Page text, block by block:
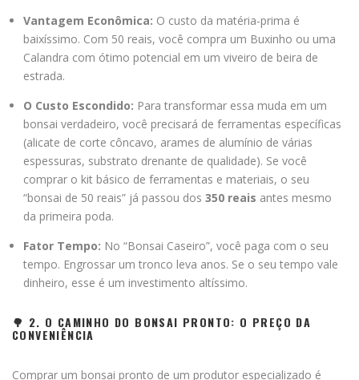
Vantagem Econômica: O custo da matéria-prima é
baixíssimo. Com 50 reais, você compra um Buxinho ou uma
Calandra com ótimo potencial em um viveiro de beira de
estrada.
O Custo Escondido: Para transformar essa muda em um
bonsai verdadeiro, você precisará de ferramentas específicas
(alicate de corte côncavo, arames de alumínio de várias
espessuras, substrato drenante de qualidade). Se você
comprar o kit básico de ferramentas e materiais, o seu
“bonsai de 50 reais” já passou dos 350 reais antes mesmo
da primeira poda.
Fator Tempo: No “Bonsai Caseiro”, você paga com o seu
tempo. Engrossar um tronco leva anos. Se o seu tempo vale
dinheiro, esse é um investimento altíssimo.
🌳 2. O CAMINHO DO BONSAI PRONTO: O PREÇO DA
CONVENIÊNCIA
Comprar um bonsai pronto de um produtor especializado é